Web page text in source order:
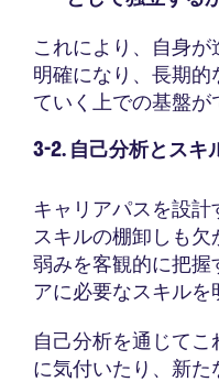
これにより、自身
明確になり、長期的
ていく上での基盤が
3-2. 自己分析とスキ
キャリアパスを設計
スキルの棚卸しも
弱みを客観的に把握
アに必要なスキルを
自己分析を通じて
に気付いたり、新た